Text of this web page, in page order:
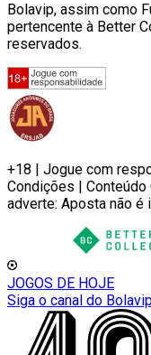
Bolavip, assim como
pertencente à Better
reservados.
+18 | Jogue com
Condições |
adverte: Aposta não é
JOGOS DE HOJE
Siga o canal do